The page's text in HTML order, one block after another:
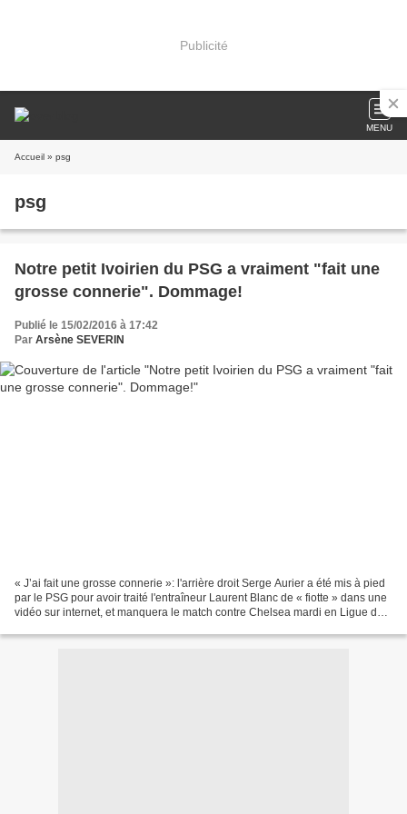
Publicité
MENU
Accueil » psg
psg
Notre petit Ivoirien du PSG a vraiment "fait une
grosse connerie". Dommage!
Publié le 15/02/2016 à 17:42
Par Arsène SEVERIN
« J’ai fait une grosse connerie »: l'arrière droit Serge Aurier a été mis à pied
par le PSG pour avoir traité l'entraîneur Laurent Blanc de « fiotte » dans une
vidéo sur internet, et manquera le match contre Chelsea mardi en Ligue des